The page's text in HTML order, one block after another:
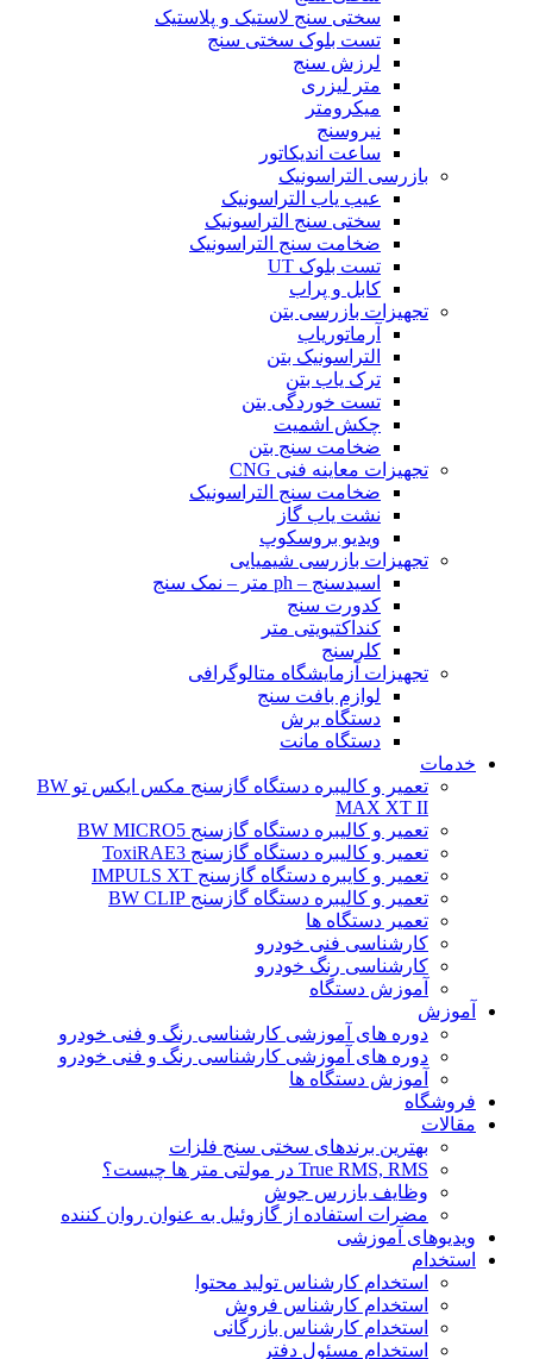
سختی سنج لاستیک و پلاستیک
تست بلوک سختی سنج
لرزش سنج
متر لیزری
میکرومتر
نیروسنج
ساعت اندیکاتور
بازرسی التراسونیک
عیب یاب التراسونیک
سختی سنج التراسونیک
ضخامت سنج التراسونیک
تست بلوک UT
کابل و پراب
تجهیزات بازرسی بتن
آرماتوریاب
التراسونیک بتن
ترک یاب بتن
تست خوردگی بتن
چکش اشمیت
ضخامت سنج بتن
تجهیزات معاینه فنی CNG
ضخامت سنج التراسونیک
نشت یاب گاز
ویدیو بروسکوپ
تجهیزات بازرسی شیمیایی
اسیدسنج – ph متر – نمک سنج
کدورت سنج
کنداکتیویتی متر
کلرسنج
تجهیزات آزمایشگاه متالوگرافی
لوازم بافت سنج
دستگاه برش
دستگاه مانت
خدمات
تعمیر و کالیبره دستگاه گازسنج مکس ایکس تو BW
MAX XT II
تعمیر و کالیبره دستگاه گازسنج BW MICRO5
تعمیر و کالیبره دستگاه گازسنج ToxiRAE3
تعمیر و کایبره دستگاه گازسنج IMPULS XT
تعمیر و کالیبره دستگاه گازسنج BW CLIP
تعمیر دستگاه ها
کارشناسی فنی خودرو
کارشناسی رنگ خودرو
آموزش دستگاه
آموزش
دوره های آموزشی کارشناسی رنگ و فنی خودرو
دوره های آموزشی کارشناسی رنگ و فنی خودرو
آموزش دستگاه ها
فروشگاه
مقالات
بهترین برندهای سختی سنج فلزات
True RMS, RMS در مولتی متر ها چیست؟
وظایف بازرس جوش
مضرات استفاده از گازوئیل به عنوان روان کننده
ویدیوهای آموزشی
استخدام
استخدام کارشناس تولید محتوا
استخدام کارشناس فروش
استخدام کارشناس بازرگانی
استخدام مسئول دفتر